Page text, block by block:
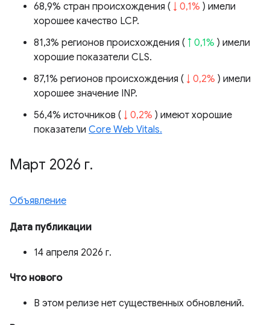
68,9% стран происхождения ( ↓ 0,1% ) имели
хорошее качество LCP.
81,3% регионов происхождения ( ↑ 0,1% ) имели
хорошие показатели CLS.
87,1% регионов происхождения ( ↓ 0,2% ) имели
хорошее значение INP.
56,4% источников ( ↓ 0,2% ) имеют хорошие
показатели Core Web Vitals.
Март 2026 г.
Объявление
Дата публикации
14 апреля 2026 г.
Что нового
В этом релизе нет существенных обновлений.